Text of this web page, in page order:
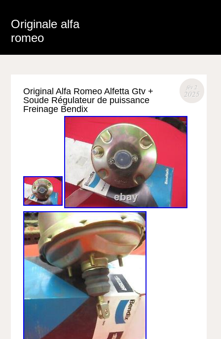
Originale alfa
romeo
fév 2
2025
Original Alfa Romeo Alfetta Gtv +
Soude Régulateur de puissance
Freinage Bendix